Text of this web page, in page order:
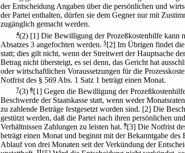
der Entscheidung Angaben über die persönlichen und
der Partei enthalten, dürfen sie dem Gegner nur mit
zugänglich gemacht werden.
4(2) [1] Die Bewilligung der Prozeßkostenhilfe kann
Absatzes 3 angefochten werden. 5[2] Im Übrigen findet
statt; dies gilt nicht, wenn der Streitwert der Hauptsache
Betrag nicht übersteigt, es sei denn, das Gericht hat
oder wirtschaftlichen Voraussetzungen für die
Notfrist des § 569 Abs. 1 Satz 1 beträgt einen Monat.
7(3) 8[1] Gegen die Bewilligung der
Beschwerde der Staatskasse statt, wenn weder
zu zahlende Beträge festgesetzt worden sind. [2] Die
gestützt werden, daß die Partei nach ihren persönlichen
Verhältnissen Zahlungen zu leisten hat. 9[3] Die Notfrist
beträgt einen Monat und beginnt mit der Bekanntgabe des
Ablauf von drei Monaten seit der Verkündung der
11